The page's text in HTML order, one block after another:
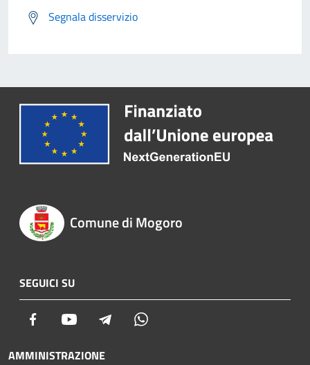
Segnala disservizio
Comune di Mogoro
SEGUICI SU
Facebook Youtube Telegram
AMMINISTRAZIONE